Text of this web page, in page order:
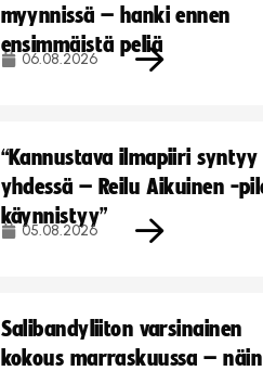
myynnissä – hanki ennen
ensimmäistä peliä
06.08.2026
“Kannustava ilmapiiri syntyy
yhdessä – Reilu Aikuinen -
käynnistyy”
05.08.2026
Salibandyliiton varsinainen
kokous marraskuussa – näin